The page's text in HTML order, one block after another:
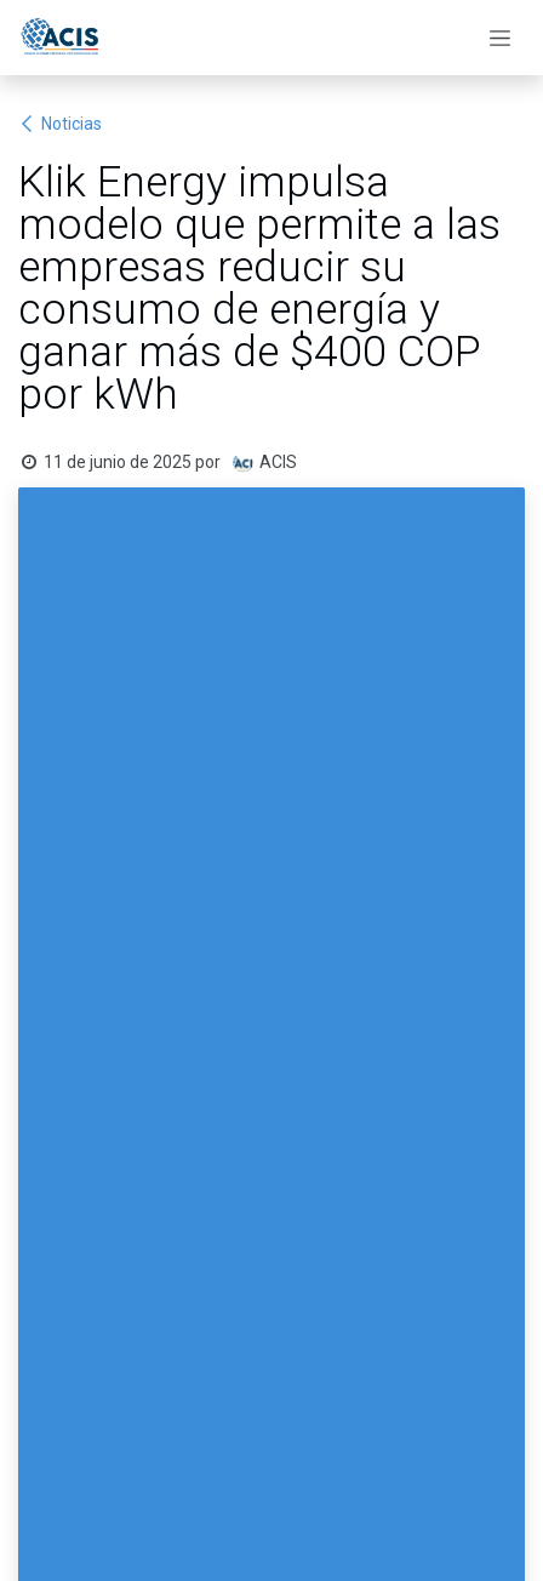
Noticias
Klik Energy impulsa
modelo que permite a las
empresas reducir su
consumo de energía y
ganar más de $400 COP
por kWh
11 de junio de 2025 por ACIS